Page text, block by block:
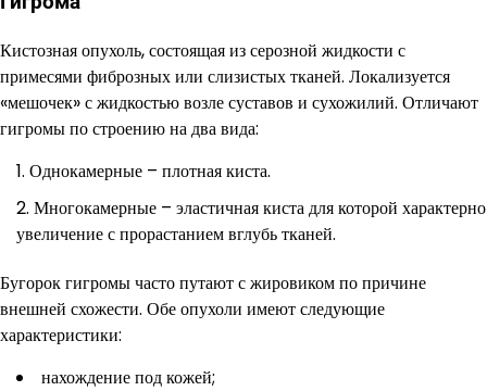
Кистозная опухоль, состоящая из серозной жидкости с
примесями фиброзных или слизистых тканей. Локализуется
«мешочек» с жидкостью возле суставов и сухожилий. Отличают
гигромы по строению на два вида:
Однокамерные – плотная киста.
Многокамерные – эластичная киста для которой характерно
увеличение с прорастанием вглубь тканей.
Бугорок гигромы часто путают с жировиком по причине
внешней схожести. Обе опухоли имеют следующие
характеристики:
нахождение под кожей;